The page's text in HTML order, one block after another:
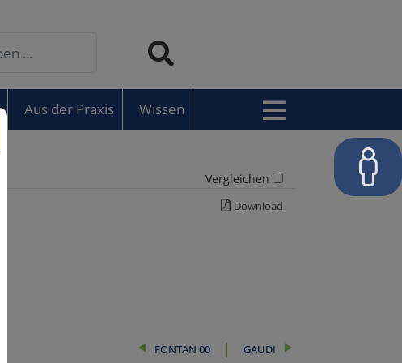
Aus der Praxis Wissen
Vergleichen
Download
GAUDI
FONTAN 00